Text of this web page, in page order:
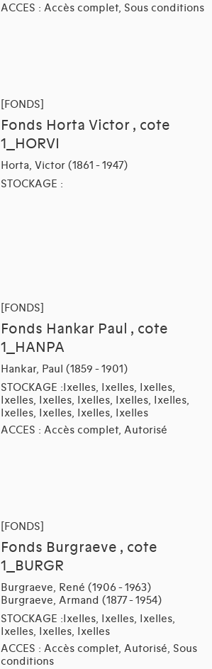
ACCES : Accès complet, Sous conditions
[FONDS]
Fonds Horta Victor , cote
1_HORVI
Horta, Victor (1861 - 1947)
STOCKAGE :
[FONDS]
Fonds Hankar Paul , cote
1_HANPA
Hankar, Paul (1859 - 1901)
STOCKAGE :Ixelles, Ixelles, Ixelles,
Ixelles, Ixelles, Ixelles, Ixelles, Ixelles,
Ixelles, Ixelles, Ixelles, Ixelles
ACCES : Accès complet, Autorisé
[FONDS]
Fonds Burgraeve , cote
1_BURGR
Burgraeve, René (1906 - 1963)
Burgraeve, Armand (1877 - 1954)
STOCKAGE :Ixelles, Ixelles, Ixelles,
Ixelles, Ixelles, Ixelles
ACCES : Accès complet, Autorisé, Sous
conditions